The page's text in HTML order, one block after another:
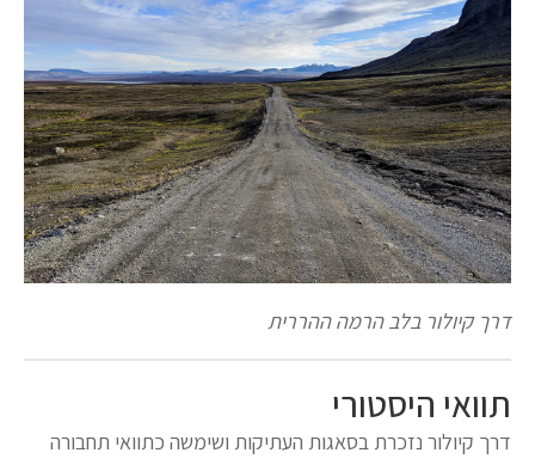
דרך קיולור בלב הרמה ההררית
תוואי היסטורי
דרך קיולור נזכרת בסאגות העתיקות ושימשה כתוואי תחבורה